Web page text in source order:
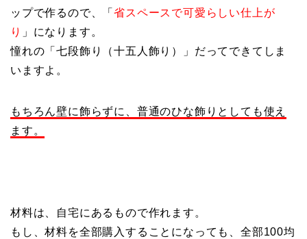
ップで作るので、「省スペースで可愛らしい仕上が
り 」になります。
憧れの「七段飾り（十五人飾り）」だってできてしま
いますよ。
もちろん壁に飾らずに、普通のひな飾りとしても使え
ます。
材料は、自宅にあるもので作れます。
もし、材料を全部購入することになっても、全部100均